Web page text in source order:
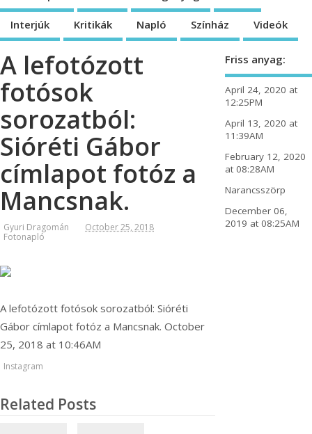
Interjúk Kritikák Napló Színház Videók
A lefotózott
fotósok
sorozatból:
Sióréti Gábor
címlapot fotóz a
Mancsnak.
Gyuri Dragomán
October 25, 2018
Fotonapló
A lefotózott fotósok sorozatból: Sióréti
Gábor címlapot fotóz a Mancsnak. October
25, 2018 at 10:46AM
Instagram
Related Posts
Friss anyag:
April 24, 2020 at
12:25PM
April 13, 2020 at
11:39AM
February 12, 2020
at 08:28AM
Narancsszörp
December 06,
2019 at 08:25AM